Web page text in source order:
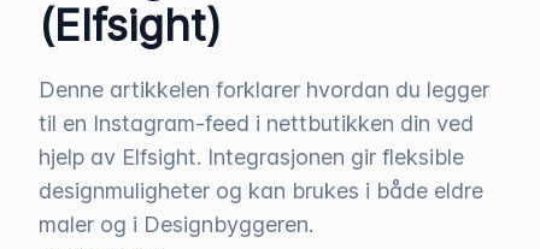
(Elfsight)
Denne artikkelen forklarer hvordan du legger
til en Instagram-feed i nettbutikken din ved
hjelp av Elfsight. Integrasjonen gir fleksible
designmuligheter og kan brukes i både eldre
maler og i Designbyggeren.